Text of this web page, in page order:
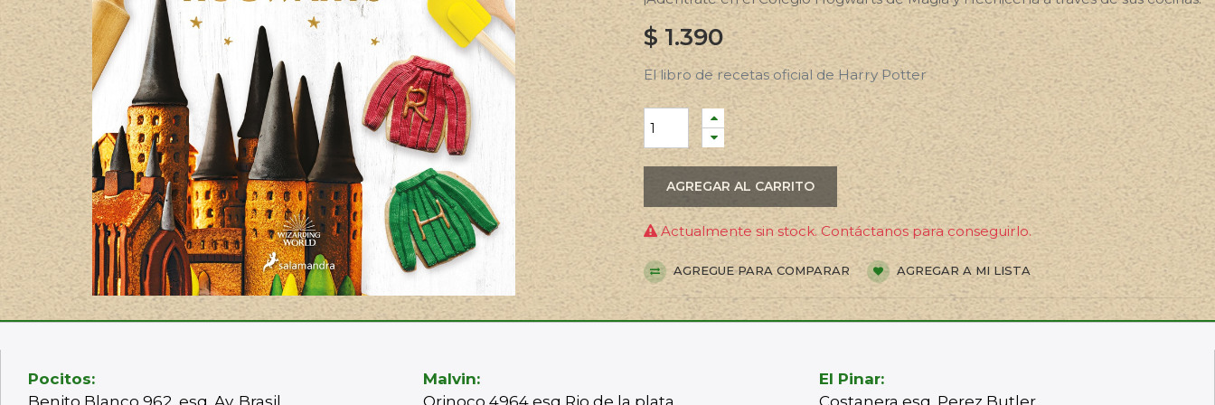
$1.390
El libro de recetas oficial de Harry Potter
AGREGAR AL CARRITO
Actualmente sin stock. Contáctanos para conseguirlo.
AGREGUE PARA COMPARAR AGREGAR A MI LISTA
Pocitos:
Malvin:
El Pinar: